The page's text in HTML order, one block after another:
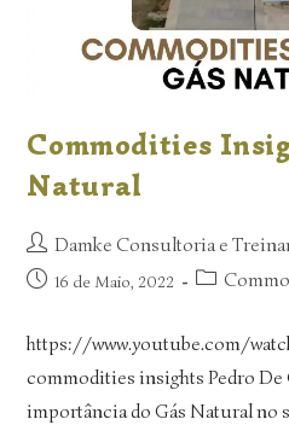
Commodities
Natural
Damke Consultoria e
16 de Maio, 2022
https://www.youtube.com/
commodities insights Pedro De
importância do Gás Natural no